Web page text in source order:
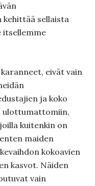
kehittää sellaista
itsellemme
eivät vain
ja koko
ulottumattomiin,
kuitenkin on
maiden
kokoavien
kasvot. Näiden
vain